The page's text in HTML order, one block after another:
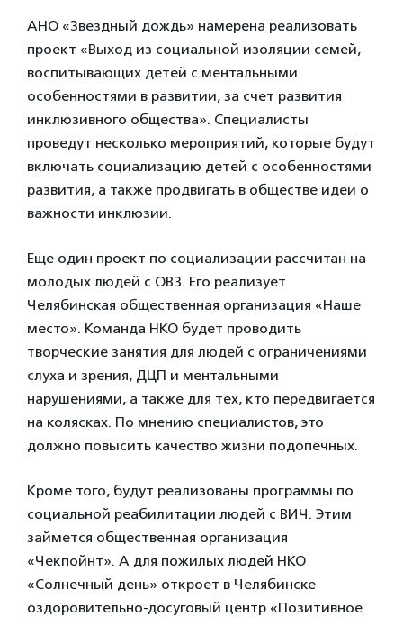
АНО «Звездный дождь» намерена реализовать
проект «Выход из социальной изоляции семей,
воспитывающих детей с ментальными
особенностями в развитии, за счет развития
инклюзивного общества». Специалисты
проведут несколько мероприятий, которые будут
включать социализацию детей с особенностями
развития, а также продвигать в обществе идеи о
важности инклюзии.
Еще один проект по социализации рассчитан на
молодых людей с ОВЗ. Его реализует
Челябинская общественная организация «Наше
место». Команда НКО будет проводить
творческие занятия для людей с ограничениями
слуха и зрения, ДЦП и ментальными
нарушениями, а также для тех, кто передвигается
на колясках. По мнению специалистов, это
должно повысить качество жизни подопечных.
Кроме того, будут реализованы программы по
социальной реабилитации людей с ВИЧ. Этим
займется общественная организация
«Чекпойнт». А для пожилых людей НКО
«Солнечный день» откроет в Челябинске
оздоровительно-досуговый центр «Позитивное